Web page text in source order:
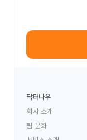
닥터나우
회사 소개
팀 문화